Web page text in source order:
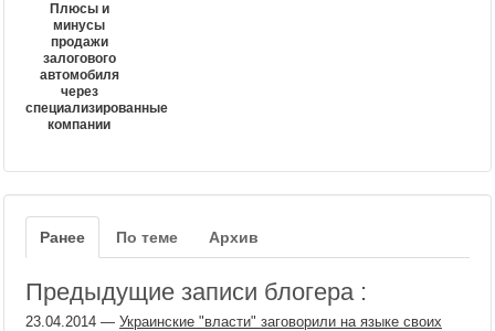
Плюсы и
минусы
продажи
залогового
автомобиля
через
специализированные
компании
Ранее По теме Архив
Предыдущие записи блогера :
23.04.2014 — Украинские "власти" заговорили на языке своих